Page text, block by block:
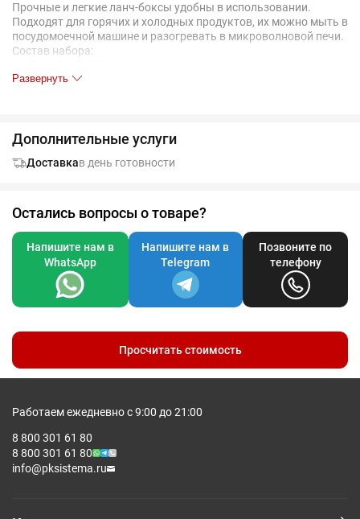
Прочные и легкие ланч-боксы удобны в использовании.
Подходят для горячих и холодных продуктов, их можно мыть в
посудомоечной машине и разогревать в микроволновой печи.
Состав набора:
Два контейнера 360 и 420 мл
Развернуть
Дополнительные услуги
Доставкав день готовности
Остались вопросы о товаре?
Напишите нам в
WhatsApp
Напишите нам в
Telegram
Позвоните по
телефону
Просчитать стоимость
Работаем ежедневно с 9:00 до 21:00
8 800 301 61 80
8 800 301 61 80
info@pksistema.ru